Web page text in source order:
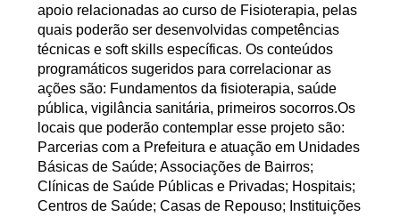
apoio relacionadas ao curso de Fisioterapia, pelas
quais poderão ser desenvolvidas competências
técnicas e soft skills específicas. Os conteúdos
programáticos sugeridos para correlacionar as
ações são: Fundamentos da fisioterapia, saúde
pública, vigilância sanitária, primeiros socorros.Os
locais que poderão contemplar esse projeto são:
Parcerias com a Prefeitura e atuação em Unidades
Básicas de Saúde; Associações de Bairros;
Clínicas de Saúde Públicas e Privadas; Hospitais;
Centros de Saúde; Casas de Repouso; Instituições